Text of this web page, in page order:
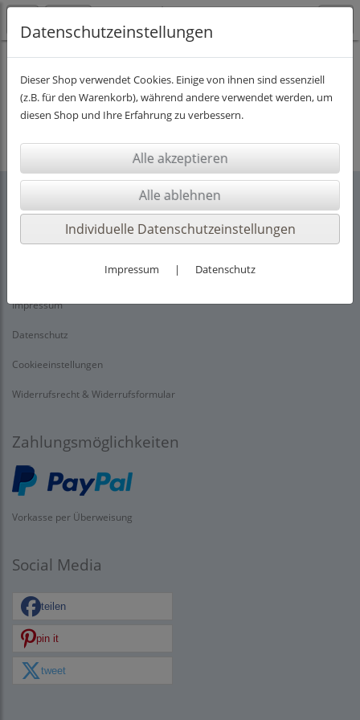
Es wurden leider keine Produkte gefunden.
Rechtliches
Impressum
Datenschutz
Cookieeinstellungen
Widerrufsrecht & Widerrufsformular
Zahlungsmöglichkeiten
Vorkasse per Überweisung
Social Media
teilen
pin it
tweet
Datenschutzeinstellungen
Dieser Shop verwendet Cookies. Einige von ihnen sind essenziell
(z.B. für den Warenkorb), während andere verwendet werden, um
diesen Shop und Ihre Erfahrung zu verbessern.
Individuelle Datenschutzeinstellungen
Impressum | Datenschutz